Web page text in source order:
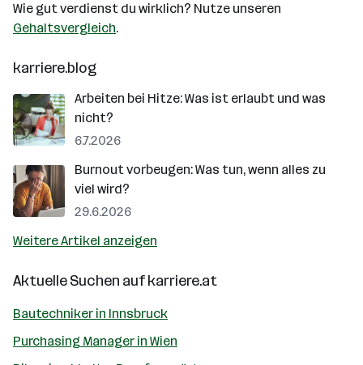
Wie gut verdienst du wirklich? Nutze unseren
Gehaltsvergleich.
karriere.blog
Arbeiten bei Hitze: Was ist erlaubt und was
nicht?
6.7.2026
Burnout vorbeugen: Was tun, wenn alles zu
viel wird?
29.6.2026
Weitere Artikel anzeigen
Aktuelle Suchen aufkarriere.at
Bautechniker in Innsbruck
Purchasing Manager in Wien